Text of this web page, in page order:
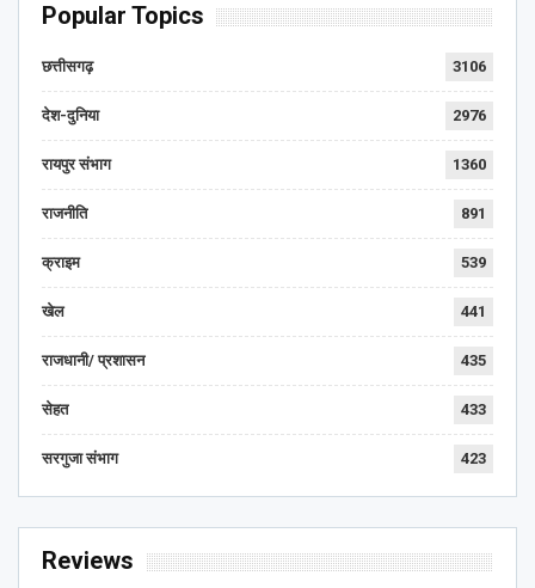
Popular Topics
छत्तीसगढ़ 3106
देश-दुनिया 2976
रायपुर संभाग 1360
राजनीति 891
क्राइम 539
खेल 441
राजधानी/ प्रशासन 435
सेहत 433
सरगुजा संभाग 423
Reviews